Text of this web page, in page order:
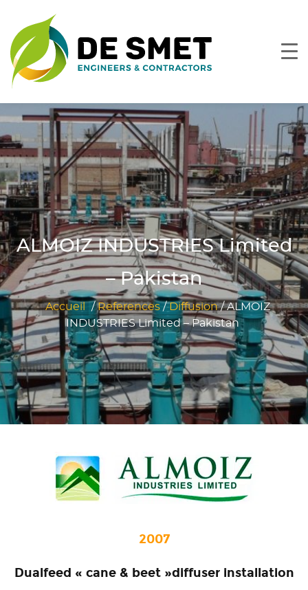
ALMOIZ INDUSTRIES Limited
– Pakistan
Accueil /References/Diffusion/ALMOIZ
INDUSTRIES Limited – Pakistan
2007
Dualfeed « cane & beet »diffuser installation